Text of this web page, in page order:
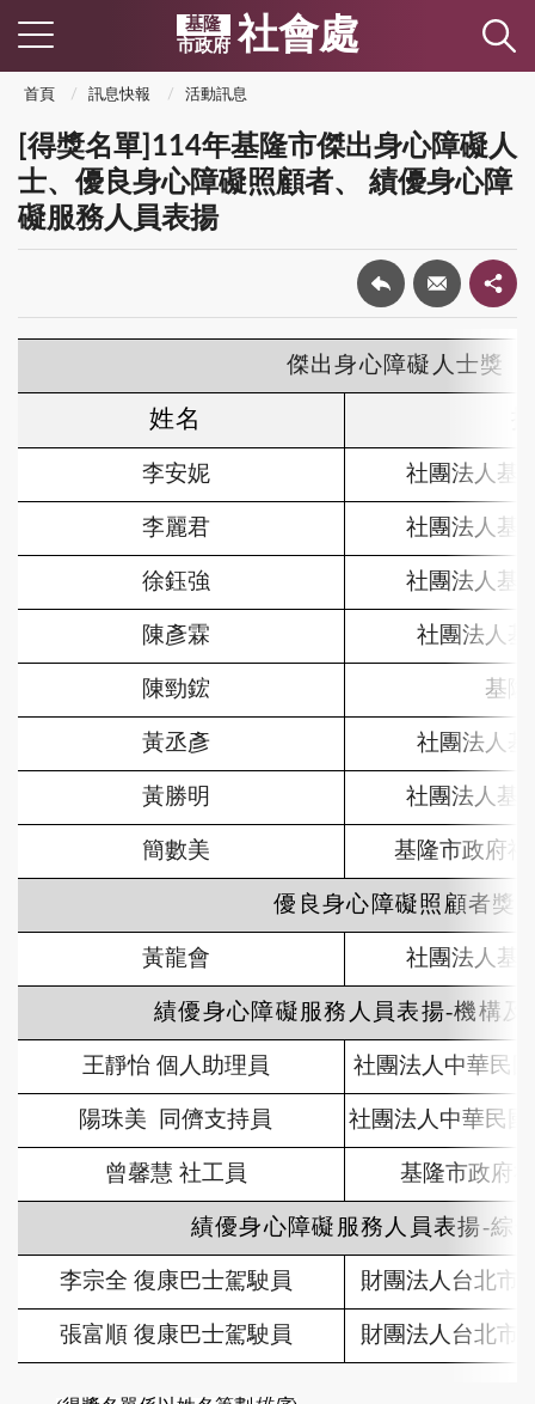
基隆
市政府 社會處
首頁 訊息快報 活動訊息
[得獎名單]114年基隆市傑出身心障礙人
士、優良身心障礙照顧者、 績優身心障
礙服務人員表揚
傑出身心障礙人士獎
姓名
李安妮 社團法人基
李麗君 社團法人基
徐鈺強 社團法人基
陳彥霖 社團法人
陳勁鋐 基
黃丞彥 社團法人
黃勝明 社團法人基
簡數美 基隆市政府
優良身心障礙照顧者獎
黃龍會 社團法人基
績優身心障礙服務人員表揚-機構及
王靜怡 個人助理員 社團法人中華民
陽珠美 同儕支持員 社團法人中華民
曾馨慧 社工員 基隆市政府
績優身心障礙服務人員表揚-綜
李宗全 復康巴士駕駛員 財團法人台北市
張富順 復康巴士駕駛員 財團法人台北市